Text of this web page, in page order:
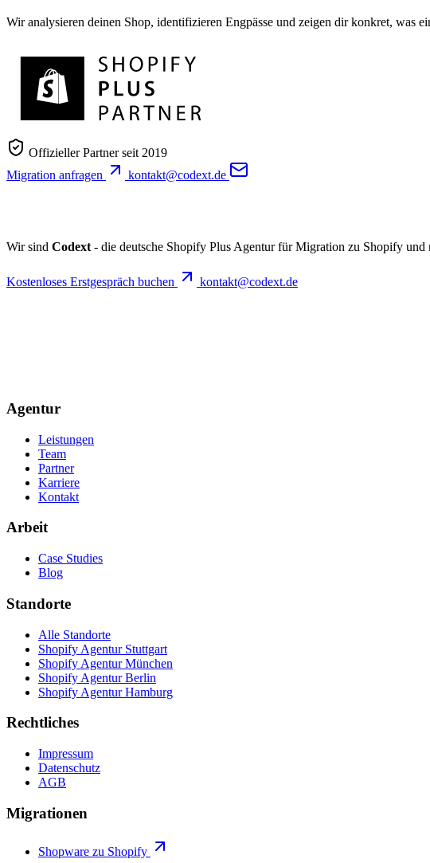
Wir analysieren deinen Shop, identifizieren Engpässe und zeigen dir konkret, was
Offizieller Partner seit 2019
Migration anfragen
kontakt@codext.de
Wir sind Codext - die deutsche Shopify Plus Agentur für Migration zu Shopify
Kostenloses Erstgespräch buchen kontakt@codext.de
Agentur
Leistungen
Team
Partner
Karriere
Kontakt
Arbeit
Case Studies
Blog
Standorte
Alle Standorte
Shopify Agentur Stuttgart
Shopify Agentur München
Shopify Agentur Berlin
Shopify Agentur Hamburg
Rechtliches
Impressum
Datenschutz
AGB
Migrationen
Shopware zu Shopify